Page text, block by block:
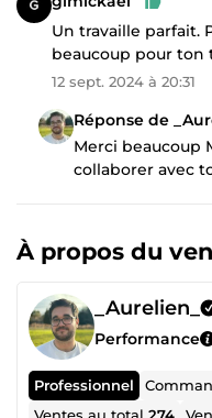
Un travaille parfait.
beaucoup pour ton
12 sept. 2024 à 20:31
Réponse de
Merci beaucoup
collaborer avec
À propos du
_Aurelien_
Performance
Professionnel